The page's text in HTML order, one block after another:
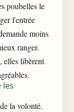
poubelles le
l'entrée
moins
ranger.
elles libèrent
les
la volonté.